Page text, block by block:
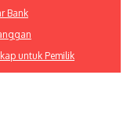
Bank
untuk Pemilik